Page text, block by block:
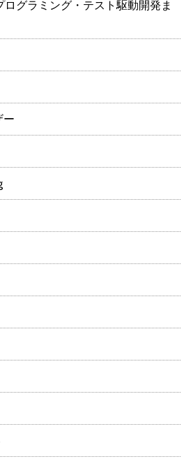
グラミング・テスト駆動開発ま
ー